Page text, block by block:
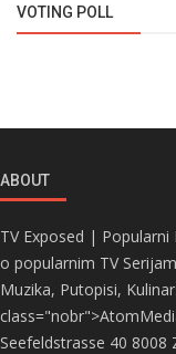
VOTING POLL
ABOUT
TV Exposed |
o popularnim TV
Muzika, Putopisi,
Seefeldstrasse 40 8008